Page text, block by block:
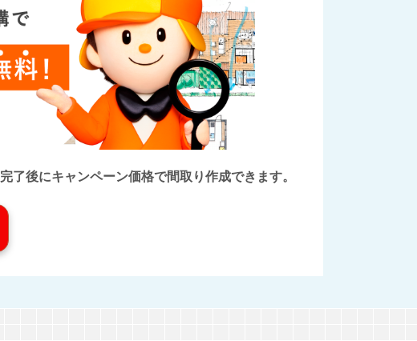
後にキャンペーン価格で間取り作成できます。